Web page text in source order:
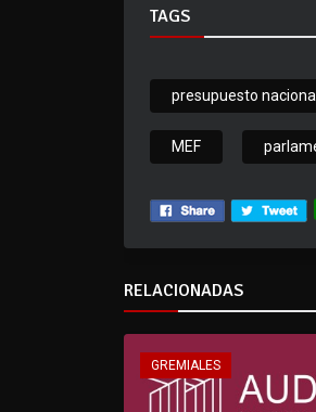
TAGS
presupuesto nacional
MEF
RELACIONADAS
GREMIALES